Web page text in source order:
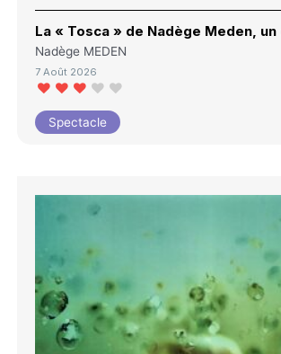
La « Tosca » de Nadège Meden,
Nadège MEDEN
7 Août 2026
Spectacle